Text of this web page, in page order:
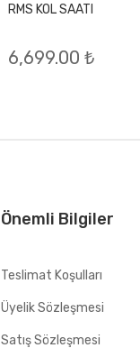
RMS KOL SAATI
6,699.00 ₺
Önemli Bilgiler
Teslimat Koşulları
Üyelik Sözleşmesi
Satış Sözleşmesi